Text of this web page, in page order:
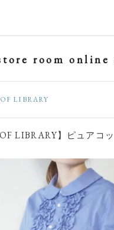
room online
LIBRARY
OF LIBRARY】ピュアコ